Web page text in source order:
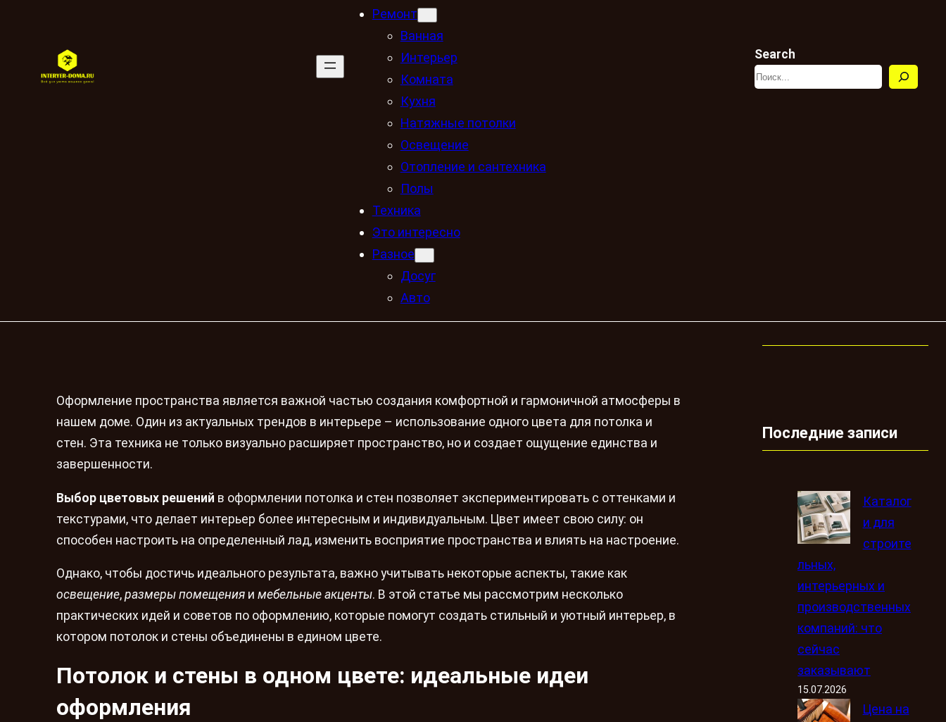
Ремонт
Ванная
Интерьер
Комната
Кухня
Натяжные потолки
Освещение
Отопление и сантехника
Полы
Техника
Это интересно
Разное
Досуг
Авто
Search
Оформление пространства является важной частью создания комфортной и гармоничной атмосферы в
нашем доме. Один из актуальных трендов в интерьере – использование одного цвета для потолка и
стен. Эта техника не только визуально расширяет пространство, но и создает ощущение единства и
завершенности.
Выбор цветовых решений в оформлении потолка и стен позволяет экспериментировать с оттенками и
текстурами, что делает интерьер более интересным и индивидуальным. Цвет имеет свою силу: он
способен настроить на определенный лад, изменить восприятие пространства и влиять на настроение.
Однако, чтобы достичь идеального результата, важно учитывать некоторые аспекты, такие как
освещение, размеры помещения и мебельные акценты. В этой статье мы рассмотрим несколько
практических идей и советов по оформлению, которые помогут создать стильный и уютный интерьер, в
котором потолок и стены объединены в едином цвете.
Потолок и стены в одном цвете: идеальные идеи
оформления
Последние записи
Каталог
и для
строите
льных,
интерьерных и
производственных
компаний: что
сейчас
заказывают
15.07.2026
Цена на